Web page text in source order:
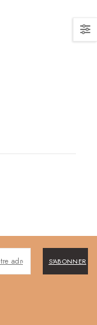
S'ABONNER